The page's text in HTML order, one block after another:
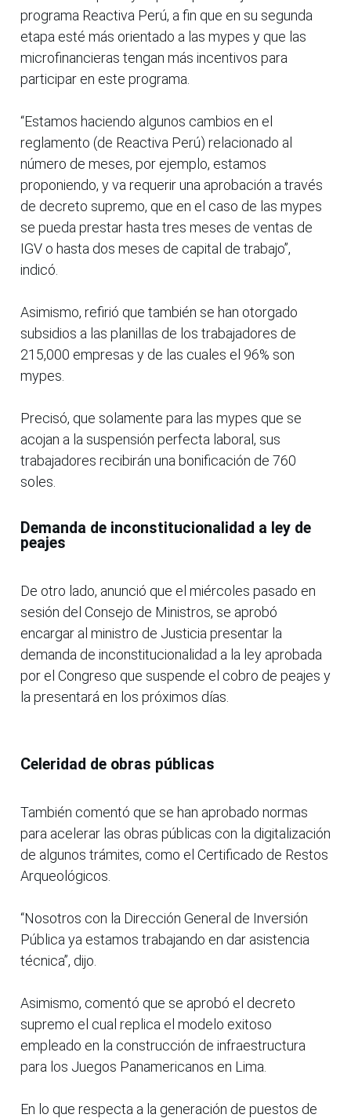
programa Reactiva Perú, a fin que en su segunda
etapa esté más orientado a las mypes y que las
microfinancieras tengan más incentivos para
participar en este programa.
“Estamos haciendo algunos cambios en el
reglamento (de Reactiva Perú) relacionado al
número de meses, por ejemplo, estamos
proponiendo, y va requerir una aprobación a través
de decreto supremo, que en el caso de las mypes
se pueda prestar hasta tres meses de ventas de
IGV o hasta dos meses de capital de trabajo”,
indicó.
Asimismo, refirió que también se han otorgado
subsidios a las planillas de los trabajadores de
215,000 empresas y de las cuales el 96% son
mypes.
Precisó, que solamente para las mypes que se
acojan a la suspensión perfecta laboral, sus
trabajadores recibirán una bonificación de 760
soles.
Demanda de inconstitucionalidad a ley de
peajes
De otro lado, anunció que el miércoles pasado en
sesión del Consejo de Ministros, se aprobó
encargar al ministro de Justicia presentar la
demanda de inconstitucionalidad a la ley aprobada
por el Congreso que suspende el cobro de peajes y
la presentará en los próximos días.
Celeridad de obras públicas
También comentó que se han aprobado normas
para acelerar las obras públicas con la digitalización
de algunos trámites, como el Certificado de Restos
Arqueológicos.
“Nosotros con la Dirección General de Inversión
Pública ya estamos trabajando en dar asistencia
técnica”, dijo.
Asimismo, comentó que se aprobó el decreto
supremo el cual replica el modelo exitoso
empleado en la construcción de infraestructura
para los Juegos Panamericanos en Lima.
En lo que respecta a la generación de puestos de